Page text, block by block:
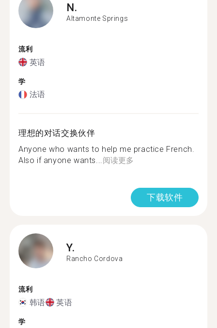
N.
Altamonte Springs
流利
英语
学
法语
理想的对话交换伙伴
Anyone who wants to help me practice French.
Also if anyone wants...阅读更多
下载软件
Y.
Rancho Cordova
流利
韩语 英语
学